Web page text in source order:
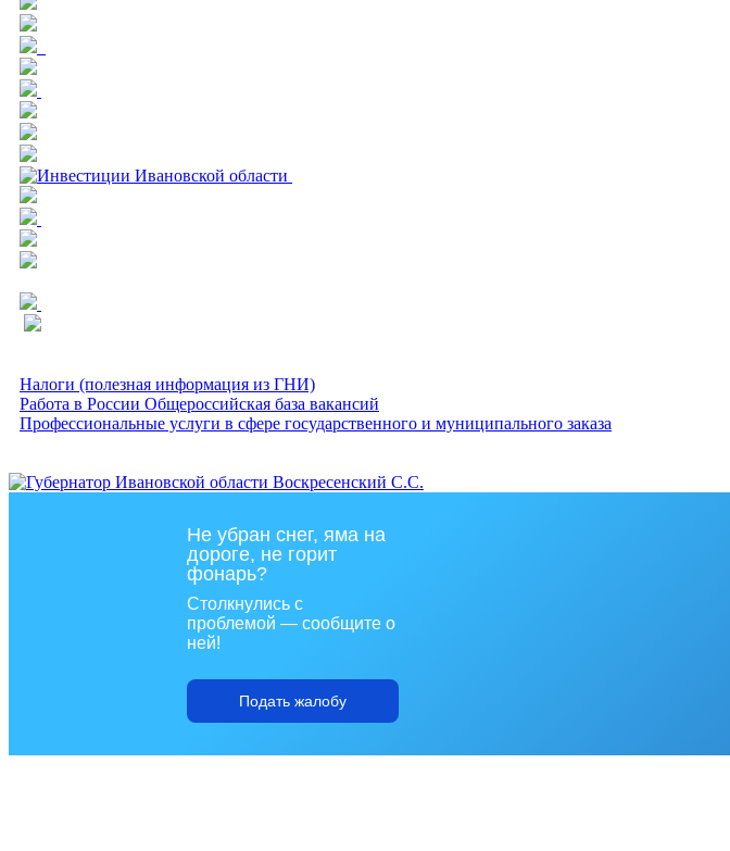
Налоги (полезная информация из ГНИ)
Работа в России Общероссийская база вакансий
Профессиональные услуги в сфере государственного и муниципального заказа
Не убран снег, яма на
дороге, не горит
фонарь?
Столкнулись с
проблемой — сообщите о
ней!
Подать жалобу